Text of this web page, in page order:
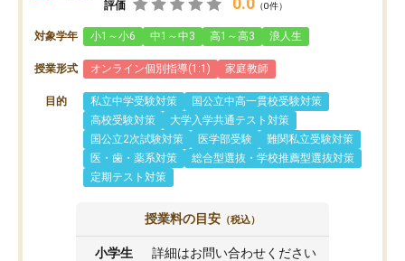
評価 （0件）
対象学年 小1～小6 中1～中3 高1～高3 浪人生
授業形式 オンライン個別指導(1:1) 家庭教師
目的 私立中学受験対策
国公立中高一貫校受験対策
高校受験対策
大学入学共通テスト対策
国公立2次試験対策
医学部受験
難関私立受験対策
医・歯・薬系対策
総合型選抜・学校推薦型選抜対策
定期テスト対策
授業料の目安 （税込）
小学生 詳細はお問い合わせください